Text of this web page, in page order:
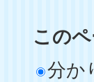
この
分か